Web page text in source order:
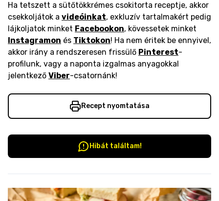
Ha tetszett a sütőtökkrémes csokitorta receptje, akkor
csekkoljátok a videóinkat, exkluzív tartalmakért pedig
lájkoljatok minket Facebookon, kövessetek minket
Instagramon és Tiktokon! Ha nem éritek be ennyivel,
akkor irány a rendszeresen frissülő Pinterest-
profilunk, vagy a naponta izgalmas anyagokkal
jelentkező Viber-csatornánk!
Recept nyomtatása
Hibát találtam!